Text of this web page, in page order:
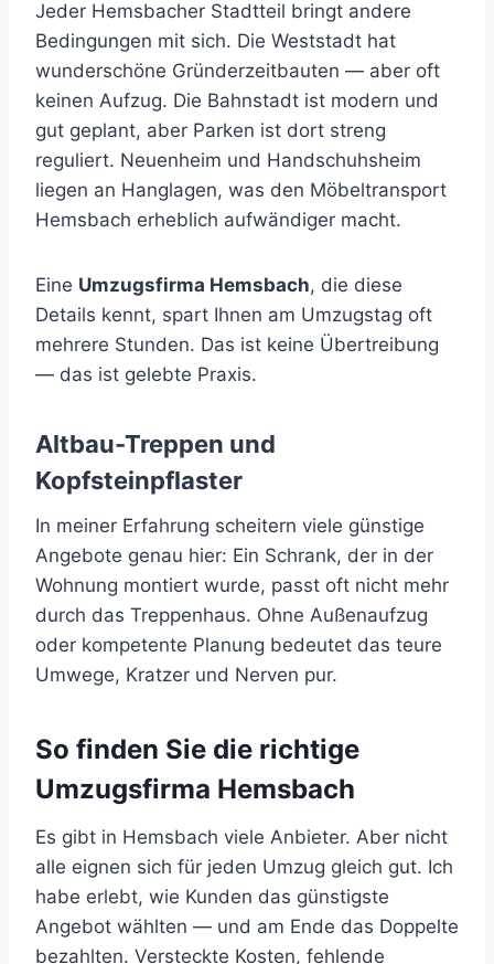
Jeder Hemsbacher Stadtteil bringt andere
Bedingungen mit sich. Die Weststadt hat
wunderschöne Gründerzeitbauten — aber oft
keinen Aufzug. Die Bahnstadt ist modern und
gut geplant, aber Parken ist dort streng
reguliert. Neuenheim und Handschuhsheim
liegen an Hanglagen, was den Möbeltransport
Hemsbach erheblich aufwändiger macht.
Eine Umzugsfirma Hemsbach, die diese
Details kennt, spart Ihnen am Umzugstag oft
mehrere Stunden. Das ist keine Übertreibung
— das ist gelebte Praxis.
Altbau-Treppen und
Kopfsteinpflaster
In meiner Erfahrung scheitern viele günstige
Angebote genau hier: Ein Schrank, der in der
Wohnung montiert wurde, passt oft nicht mehr
durch das Treppenhaus. Ohne Außenaufzug
oder kompetente Planung bedeutet das teure
Umwege, Kratzer und Nerven pur.
So finden Sie die richtige
Umzugsfirma Hemsbach
Es gibt in Hemsbach viele Anbieter. Aber nicht
alle eignen sich für jeden Umzug gleich gut. Ich
habe erlebt, wie Kunden das günstigste
Angebot wählten — und am Ende das Doppelte
bezahlten. Versteckte Kosten, fehlende